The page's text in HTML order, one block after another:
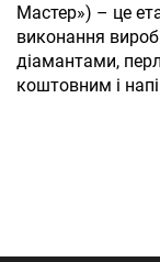
Мастер») – це
виконання
діамантами,
коштовним і